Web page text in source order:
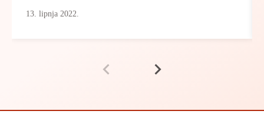
13. lipnja 2022.